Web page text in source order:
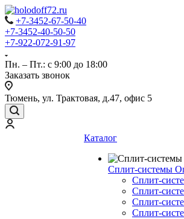
+7-3452-67-50-40
+7-3452-40-50-50
+7-922-072-91-97
Пн. – Пт.: с 9:00 до 18:00
Заказать звонок
Тюмень, ул. Трактовая, д.47, офис 5
Каталог
Сплит-системы
Сплит-
Сплит-
Сплит-
Сплит-